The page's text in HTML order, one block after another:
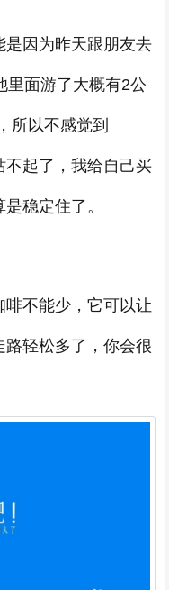
因为昨天跟朋友去
里面游了大概有2公
所以不感觉到
起了，我给自己买
稳定住了。
不能少，它可以让
轻松多了，你会很